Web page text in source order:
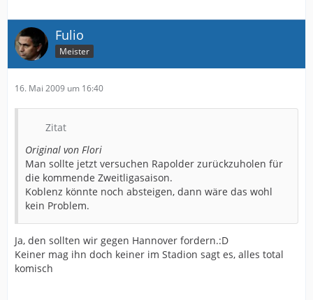
Fulio
Meister
16. Mai 2009 um 16:40
Zitat
Original von Flori
Man sollte jetzt versuchen Rapolder zurückzuholen für
die kommende Zweitligasaison.
Koblenz könnte noch absteigen, dann wäre das wohl
kein Problem.
Ja, den sollten wir gegen Hannover fordern.:D
Keiner mag ihn doch keiner im Stadion sagt es, alles total
komisch